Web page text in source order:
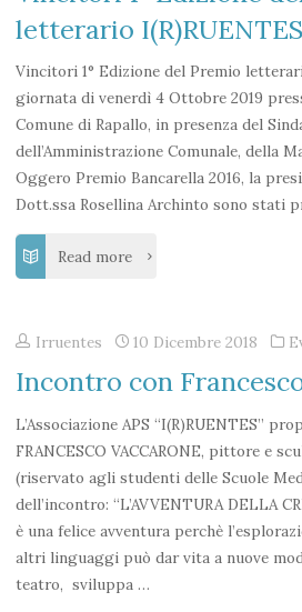
letterario I(R)RUENTES
Vincitori 1° Edizione del Premio
giornata di venerdì 4 Ottobre 2019
Comune di Rapallo, in presenza del
dell’Amministrazione Comunale, della
Oggero Premio Bancarella 2016, la
Dott.ssa Rosellina Archinto sono stati
Read more "Vincitori
Edizione
del
Premio
letterario
I(R)RUENTES"
Irruentes 10 Dicembre 2018
Incontro con
L’Associazione APS “I(R)RUENTES”
FRANCESCO VACCARONE, pittore e
(riservato agli studenti delle Scuole
dell’incontro: “L’AVVENTURA DELLA
è una felice avventura perchè
altri linguaggi può dar vita a nuove
teatro, sviluppa …